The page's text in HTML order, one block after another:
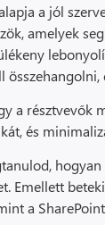
a jól
amelyek
a résztvevők
és
Emellett
a